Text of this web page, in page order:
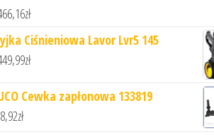
zł
Ciśnieniowa Lavor Lvr5 145
zł
Cewka zapłonowa 133819
zł